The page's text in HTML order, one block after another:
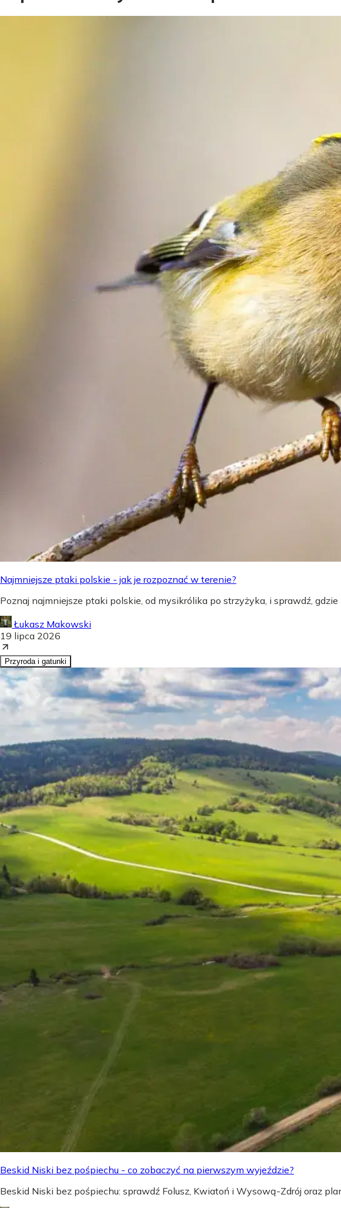
Najmniejsze ptaki polskie - jak je rozpoznać w terenie?
Poznaj najmniejsze ptaki polskie, od mysikrólika po strzyżyka, i sprawdź,
Łukasz Makowski
19 lipca 2026
Przyroda i gatunki
Beskid Niski bez pośpiechu - co zobaczyć na pierwszym wyjeździe?
Beskid Niski bez pośpiechu: sprawdź Folusz, Kwiatoń i Wysową-Zdrój oraz